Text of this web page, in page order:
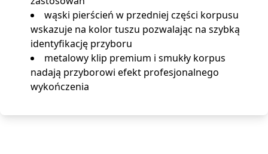
wąski pierścień w przedniej części korpusu
wskazuje na kolor tuszu pozwalając na szybką
identyfikację przyboru
metalowy klip premium i smukły korpus
nadają przyborowi efekt profesjonalnego
wykończenia